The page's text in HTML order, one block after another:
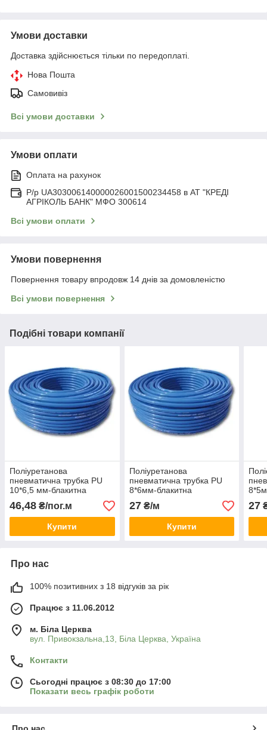
Умови доставки
Доставка здійснюється тільки по передоплаті.
Нова Пошта
Самовивіз
Всі умови доставки
Умови оплати
Оплата на рахунок
Р/р UA303006140000026001500234458 в АТ "КРЕДІ
АГРІКОЛЬ БАНК" МФО 300614
Всі умови оплати
Умови повернення
Повернення товару впродовж 14 днів за домовленістю
Всі умови повернення
Подібні товари компанії
Поліуретанова
пневматична трубка PU
10*6,5 мм-блакитна
46,48 ₴/пог.м
Купити
Поліуретанова
пневматична трубка PU
8*6мм-блакитна
27₴/м
Купити
27
Про нас
100% позитивних з 18 відгуків за рік
Працює з 11.06.2012
м. Біла Церква
вул. Привокзальна,13, Біла Церква, Україна
Контакти
Сьогодні працює з 08:30 до 17:00
Показати весь графік роботи